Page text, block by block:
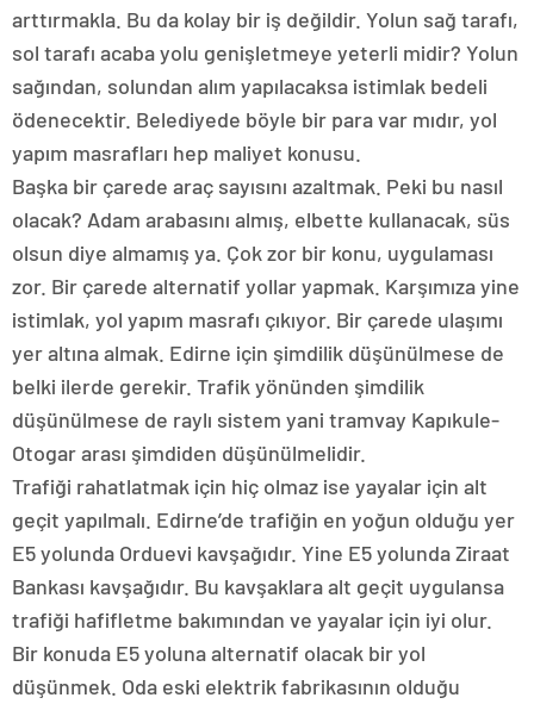
arttırmakla. Bu da kolay bir iş değildir. Yolun sağ tarafı,
sol tarafı acaba yolu genişletmeye yeterli midir? Yolun
sağından, solundan alım yapılacaksa istimlak bedeli
ödenecektir. Belediyede böyle bir para var mıdır, yol
yapım masrafları hep maliyet konusu.
Başka bir çarede araç sayısını azaltmak. Peki bu nasıl
olacak? Adam arabasını almış, elbette kullanacak, süs
olsun diye almamış ya. Çok zor bir konu, uygulaması
zor. Bir çarede alternatif yollar yapmak. Karşımıza yine
istimlak, yol yapım masrafı çıkıyor. Bir çarede ulaşımı
yer altına almak. Edirne için şimdilik düşünülmese de
belki ilerde gerekir. Trafik yönünden şimdilik
düşünülmese de raylı sistem yani tramvay Kapıkule-
Otogar arası şimdiden düşünülmelidir.
Trafiği rahatlatmak için hiç olmaz ise yayalar için alt
geçit yapılmalı. Edirne’de trafiğin en yoğun olduğu yer
E5 yolunda Orduevi kavşağıdır. Yine E5 yolunda Ziraat
Bankası kavşağıdır. Bu kavşaklara alt geçit uygulansa
trafiği hafifletme bakımından ve yayalar için iyi olur.
Bir konuda E5 yoluna alternatif olacak bir yol
düşünmek. Oda eski elektrik fabrikasının olduğu